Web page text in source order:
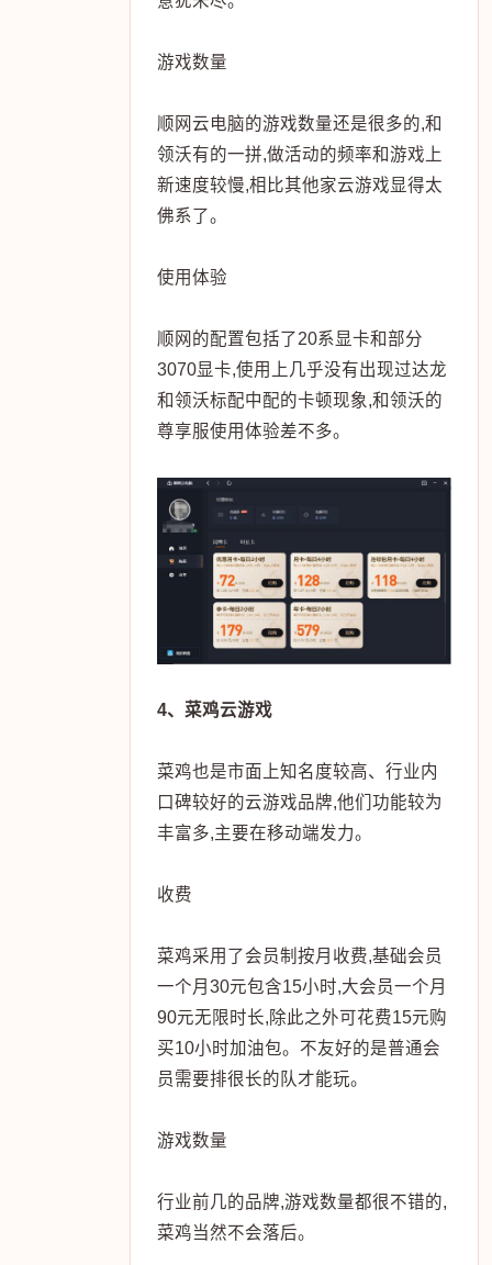
游戏数量
顺网云电脑的游戏数量还是很多的,和
领沃有的一拼,做活动的频率和游戏上
新速度较慢,相比其他家云游戏显得太
佛系了。
使用体验
顺网的配置包括了20系显卡和部分
3070显卡,使用上几乎没有出现过达龙
和领沃标配中配的卡顿现象,和领沃的
尊享服使用体验差不多。
4、菜鸡云游戏
菜鸡也是市面上知名度较高、行业内
口碑较好的云游戏品牌,他们功能较为
丰富多,主要在移动端发力。
收费
菜鸡采用了会员制按月收费,基础会员
一个月30元包含15小时,大会员一个月
90元无限时长,除此之外可花费15元购
买10小时加油包。不友好的是普通会
员需要排很长的队才能玩。
游戏数量
行业前几的品牌,游戏数量都很不错的,
菜鸡当然不会落后。